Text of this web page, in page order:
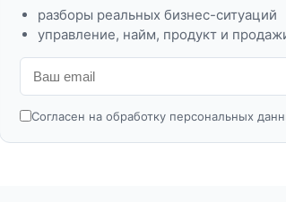
разборы реальных бизнес-ситуаций
управление, найм, продукт и
Согласен на обработку персональных